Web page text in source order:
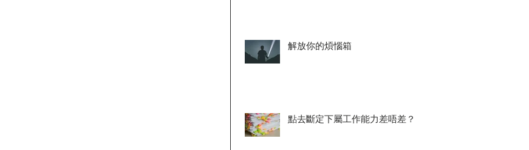
解放你的煩惱箱
點去斷定下屬工作能力差唔差？